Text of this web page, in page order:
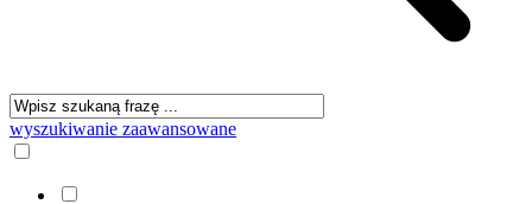
wyszukiwanie zaawansowane